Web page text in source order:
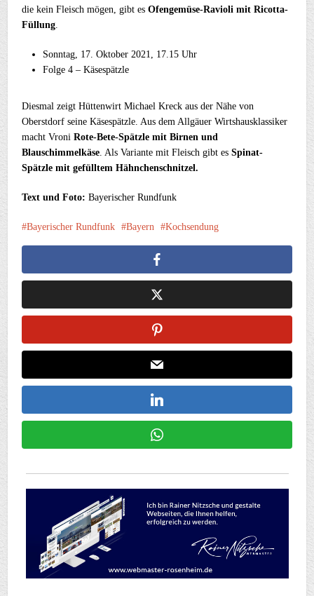
die kein Fleisch mögen, gibt esOfengemüse-Ravioli mit Ricotta-
Füllung
Sonntag, 17. Oktober 2021, 17.15 Uhr
Folge 4 – Käsespätzle
Diesmal zeigt Hüttenwirt Michael Kreck aus der Nähe von
Oberstdorf seine Käsespätzle. Aus dem Allgäuer Wirtshausklassiker
macht VroniRote-Bete-Spätzle mit Birnen und
Blauschimmelkäse . Als Variante mit Fleisch gibt esSpinat-
Spätzle mit gefülltem Hähnchenschnitzel.
Text und Foto: Bayerischer Rundfunk
Bayerischer Rundfunk Bayern Kochsendung